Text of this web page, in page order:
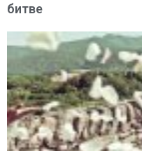
битве